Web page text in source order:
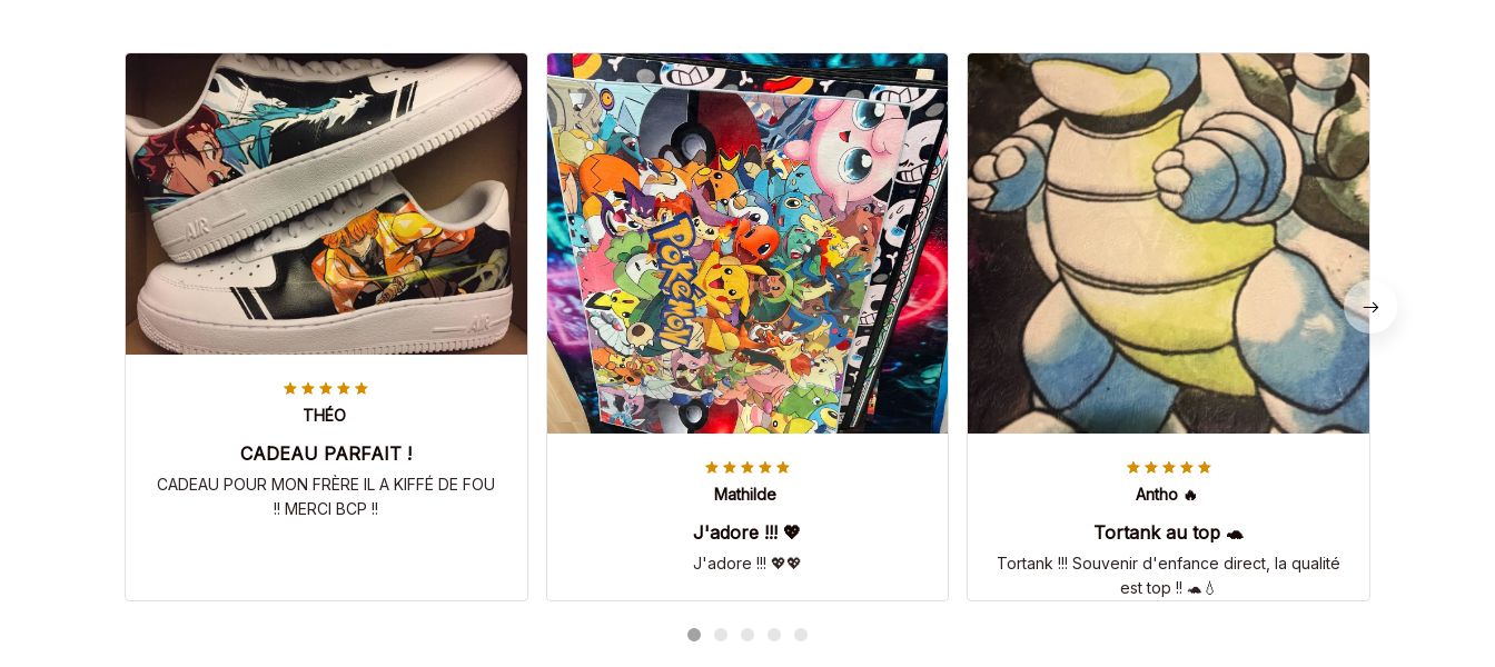
THÉO
CADEAU PARFAIT !
CADEAU POUR MON FRÈRE IL A KIFFÉ DE FOU
!! MERCI BCP !!
Mathilde
J'adore !!! 💖
J'adore !!! 💖💖
Antho 🔥
Tortank au top 🐢
Tortank !!! Souvenir d'enfance direct, la qualité
est top !! 🐢💧